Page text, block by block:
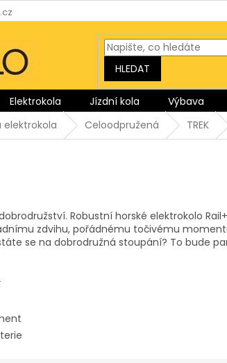
HLEDAT
Elektrokola Jízdní kola Výbava
elektrokola Celoodpružená TREK
Robustní horské elektrokolo
zdvihu, pořádnému točivému
se na dobrodružná stoupání? To bude